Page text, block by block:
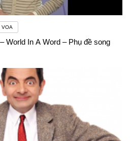
VOA
World In A Word – Phụ đề song